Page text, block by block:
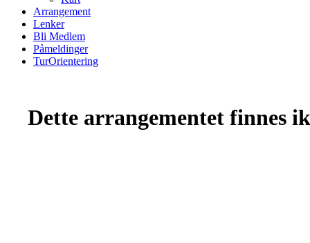
Arrangement
Lenker
Bli Medlem
Påmeldinger
TurOrientering
Dette arrangementet finnes